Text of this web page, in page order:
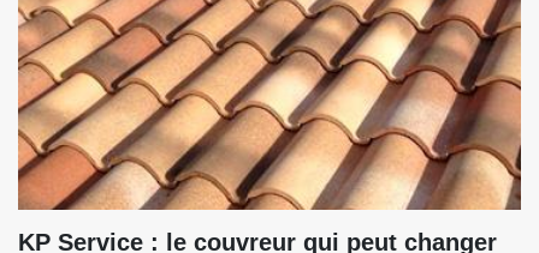
KP Service : le couvreur qui peut changer